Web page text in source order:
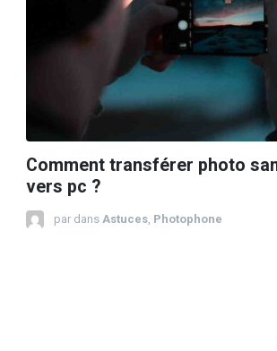
Comment transférer photo
vers pc ?
par dans Astuces Photophone